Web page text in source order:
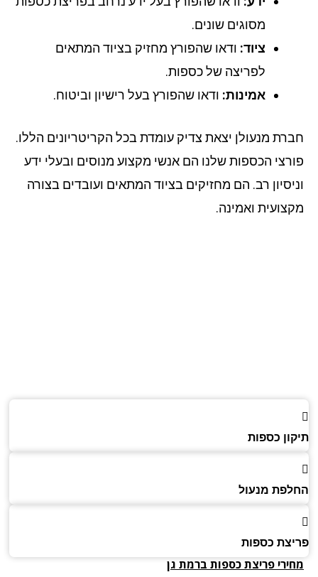
מסוגים שונים.
ציוד: ודאו שהפורץ מחזיק בציוד המתאים
לפריצה של כספות.
אמינות:ודאו שהפורץ בעל רישיון וביטוח.
מנעולן יצאת צדיק עומדת בכל הקריטריונים הללו.
הכספות שלנו הם אנשי מקצוע מנוסים ובעלי ידע
רב. הם מחזיקים בציוד המתאים ועובדים בצורה
ואמינה.
כספות
מנעול
כספות
פריצת כספותברמת גן